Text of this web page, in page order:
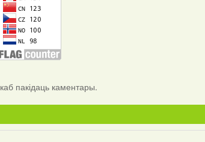
каб пакідаць каментары.